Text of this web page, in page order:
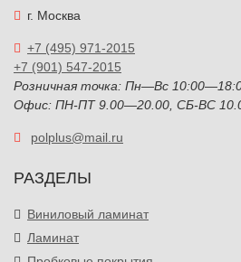
г. Москва
+7 (495) 971-2015
+7 (901) 547-2015
Розничная точка: Пн—Вс
Офис: ПН-ПТ 9.00—20.00, СБ-ВС
polplus@mail.ru
РАЗДЕЛЫ
Виниловый ламинат
Ламинат